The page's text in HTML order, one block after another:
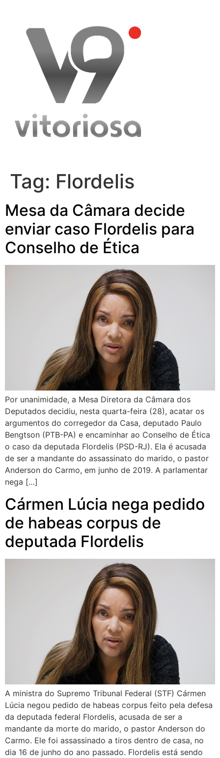
content
Tag: Flordelis
Mesa da Câmara decide
enviar caso Flordelis para
Conselho de Ética
Por unanimidade, a Mesa Diretora da Câmara dos
Deputados decidiu, nesta quarta-feira (28), acatar os
argumentos do corregedor da Casa, deputado Paulo
Bengtson (PTB-PA) e encaminhar ao Conselho de Ética
o caso da deputada Flordelis (PSD-RJ). Ela é acusada
de ser a mandante do assassinato do marido, o pastor
Anderson do Carmo, em junho de 2019. A parlamentar
nega […]
Cármen Lúcia nega pedido
de habeas corpus de
deputada Flordelis
A ministra do Supremo Tribunal Federal (STF) Cármen
Lúcia negou pedido de habeas corpus feito pela defesa
da deputada federal Flordelis, acusada de ser a
mandante da morte do marido, o pastor Anderson do
Carmo. Ele foi assassinado a tiros dentro de casa, no
dia 16 de junho do ano passado. Flordelis está sendo